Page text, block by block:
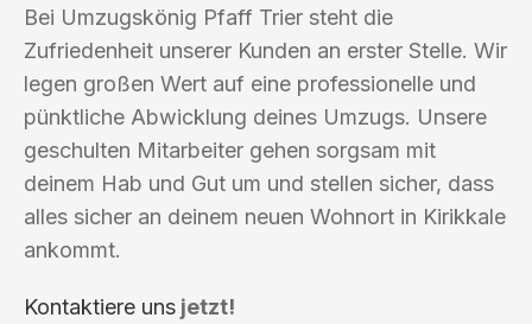
Bei Umzugskönig Pfaff Trier steht die
Zufriedenheit unserer Kunden an erster Stelle. Wir
legen großen Wert auf eine professionelle und
pünktliche Abwicklung deines Umzugs. Unsere
geschulten Mitarbeiter gehen sorgsam mit
deinem Hab und Gut um und stellen sicher, dass
alles sicher an deinem neuen Wohnort in Kirikkale
ankommt.
Kontaktiere uns jetzt!